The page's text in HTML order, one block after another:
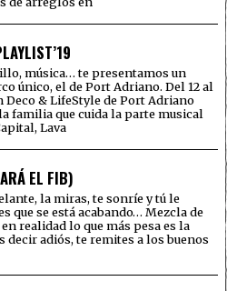
música… te presentamos un
único, el de Port Adriano. Del 12 al
Deco & LifeStyle de Port Adriano
familia que cuida la parte musical
Lava
EL FIB)
la miras, te sonríe y tú le
que se está acabando… Mezcla de
realidad lo que más pesa es la
decir adiós, te remites a los buenos